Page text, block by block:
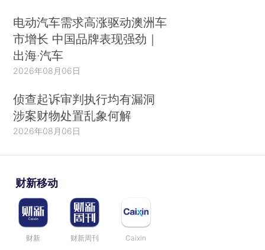
电动汽车需求高涨驱动澳洲车
市增长 中国品牌表现强劲｜
出海·汽车
2026年08月06日
侦查起诉审判执行均有漏洞
涉案财物处置乱象何解
2026年08月06日
财新移动
财新 财新周刊 Caixin